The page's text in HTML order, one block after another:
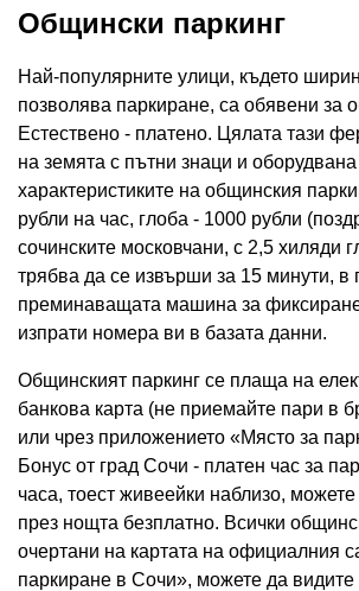
Общински паркинг
Най-популярните улици, където
позволява паркиране, са обявени за
Естествено - платено. Цялата тази
на земята с пътни знаци и
характеристиките на общинския
рубли на час, глоба - 1000 рубли
сочинските московчани, с 2,5 хиляди
трябва да се извърши за 15 минути, в
преминаващата машина за
изпрати номера ви в базата данни.
Общинският паркинг се плаща на
банкова карта (не приемайте пари в
или чрез приложението «Място за
Бонус от град Сочи - платен час за
часа, тоест живеейки наблизо,
през нощта безплатно. Всички
очертани на картата на официалния
паркиране в Сочи», можете да видите